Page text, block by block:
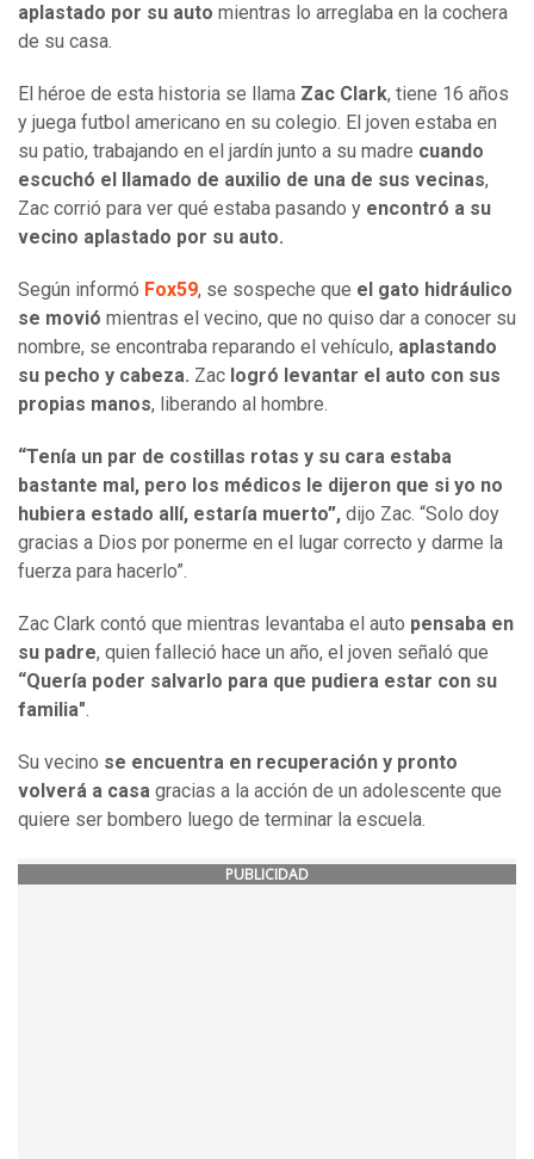
aplastado por su auto mientras lo arreglaba en la cochera
de su casa.
El héroe de esta historia se llama Zac Clark, tiene 16 años
y juega futbol americano en su colegio. El joven estaba en
su patio, trabajando en el jardín junto a su madre cuando
escuchó el llamado de auxilio de una de sus vecinas,
Zac corrió para ver qué estaba pasando y encontró a su
vecino aplastado por su auto.
Según informó Fox59, se sospeche que el gato hidráulico
se movió mientras el vecino, que no quiso dar a conocer su
nombre, se encontraba reparando el vehículo, aplastando
su pecho y cabeza. Zac logró levantar el auto con sus
propias manos, liberando al hombre.
“Tenía un par de costillas rotas y su cara estaba
bastante mal, pero los médicos le dijeron que si yo no
hubiera estado allí, estaría muerto”, dijo Zac. “Solo doy
gracias a Dios por ponerme en el lugar correcto y darme la
fuerza para hacerlo”.
Zac Clark contó que mientras levantaba el auto pensaba en
su padre, quien falleció hace un año, el joven señaló que
“Quería poder salvarlo para que pudiera estar con su
familia".
Su vecino se encuentra en recuperación y pronto
volverá a casa gracias a la acción de un adolescente que
quiere ser bombero luego de terminar la escuela.
PUBLICIDAD